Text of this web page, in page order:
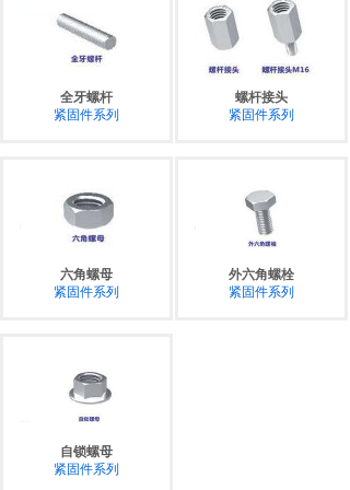
全牙螺杆
紧固件系列
螺杆接头
紧固件系列
六角螺母
紧固件系列
外六角螺栓
紧固件系列
自锁螺母
紧固件系列